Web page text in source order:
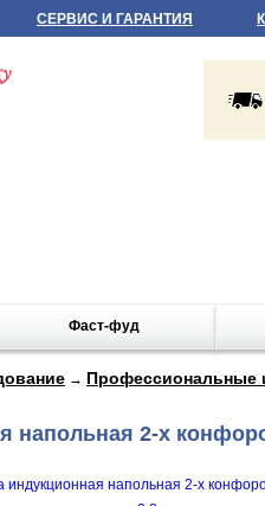
СЕРВИС И ГАРАНТИЯ
Фаст-фуд
→ Профессиональные
напольная 2-х